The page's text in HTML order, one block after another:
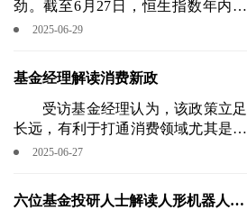
好，但由于2024年利率下行幅度较
局
劲。截至6月27日，恒生指数年内累
计涨幅超21%，恒生科技涨近20%，
2025-06-29
基金经理解读消费新政
受访基金经理认为，该政策立足
长远，有利于打通消费领域尤其是服
务消费和新消费的金融堵点，激活内
2025-06-27
六位基金投研人士解读人形机器人：